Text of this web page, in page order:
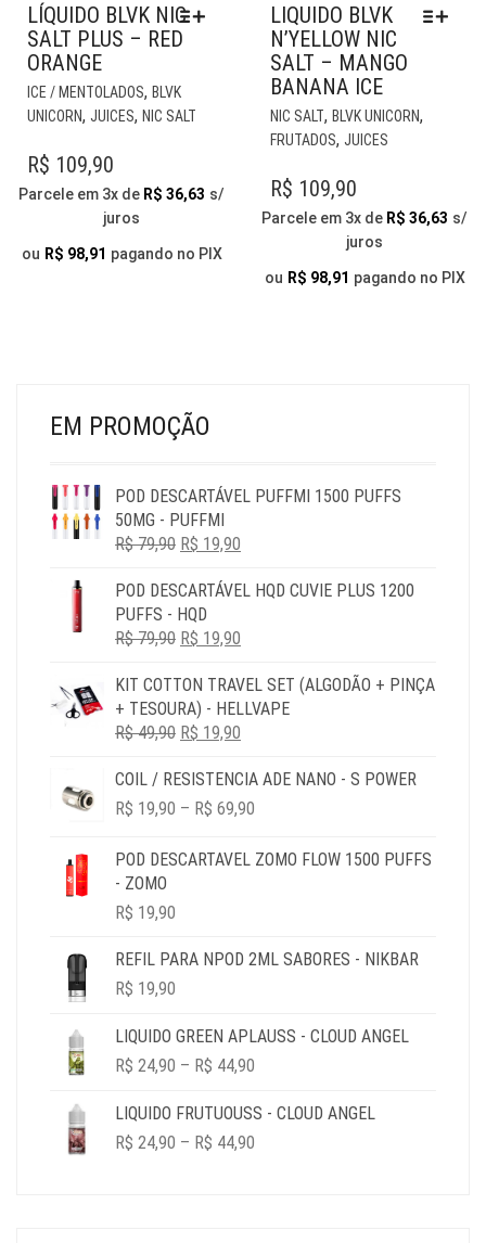
LÍQUIDO BLVK NIC
SALT PLUS – RED
ORANGE
ICE / MENTOLADOS, BLVK
UNICORN, JUICES, NIC SALT
PRODUTO
VARIANTES.
AS
OPÇÕES
PODEM
R$ 109,90
Parcele em 3x de R$ 36,63 s/
juros
ou R$ 98,91 pagando no PIX
LIQUIDO BLVK
N’YELLOW NIC
SALT – MANGO
BANANA ICE
NIC SALT, BLVK UNICORN,
FRUTADOS, JUICES
AS
R$ 109,90
Parcele em 3x de R$ 36,63 s/
juros
ou R$ 98,91 pagando no PIX
EM PROMOÇÃO
POD DESCARTÁVEL PUFFMI 1500 PUFFS
50MG - PUFFMI
R$79,90 O
ORIGINAL
ERA:
R$ 79,90.
R$ 19,90
ATUAL
POD DESCARTÁVEL HQD CUVIE PLUS 1200
PUFFS - HQD
R$79,90 O
ORIGINAL
ERA:
R$ 79,90.
R$ 19,90
ATUAL
É:
KIT COTTON TRAVEL SET (ALGODÃO + PINÇA
+ TESOURA) - HELLVAPE
R$49,90 O
ORIGINAL
ERA:
R$ 19,90
ATUAL
É:
COIL / RESISTENCIA ADE NANO - S POWER
R$ 19,90 – R$ 69,90
R$ 19,90
POD DESCARTAVEL ZOMO FLOW 1500 PUFFS
- ZOMO
R$ 19,90
REFIL PARA NPOD 2ML SABORES - NIKBAR
R$ 19,90
LIQUIDO GREEN APLAUSS - CLOUD ANGEL
R$ 24,90 – R$ 44,90
R$ 24,90
LIQUIDO FRUTUOUSS - CLOUD ANGEL
R$ 24,90 – R$ 44,90